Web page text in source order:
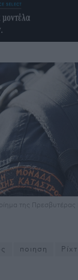
της
ποιηση